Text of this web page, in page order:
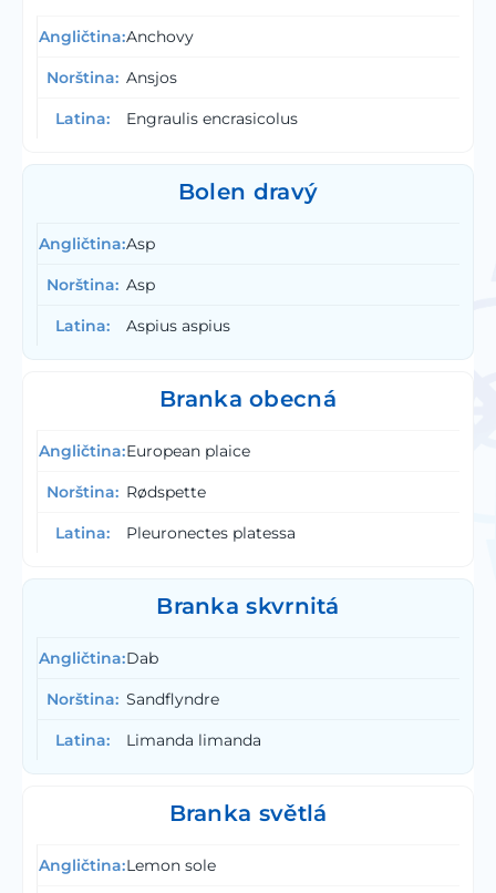
Anchovy
Ansjos
Engraulis encrasicolus
Bolen dravý
Asp
Asp
Aspius aspius
Branka obecná
European plaice
Rødspette
Pleuronectes platessa
Branka skvrnitá
Dab
Sandflyndre
Limanda limanda
Branka světlá
Lemon sole